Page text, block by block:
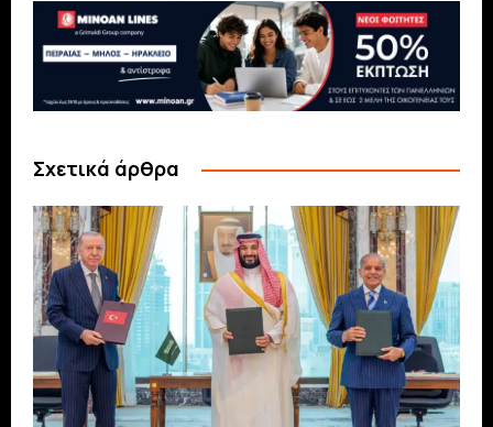
Σχετικά άρθρα